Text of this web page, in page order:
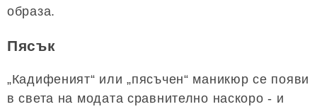
образа.
Пясък
„Кадифеният“ или „пясъчен“ маникюр се появи
в света на модата сравнително наскоро - и